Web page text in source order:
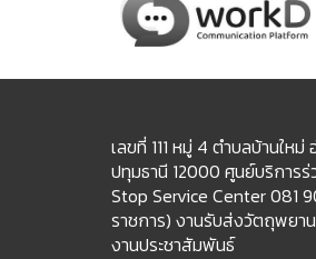
เลขที่ 111 หมู่ 4 ตำบลบ้านให
ปทุมธานี 12000 ศูนย์บริการ
Stop Service Center 081
ราชการ) งานรับส่งวัตถุพย
งานประชาสัมพันธ์